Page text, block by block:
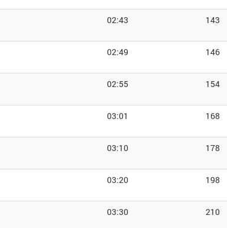
02:43 143
02:49 146
02:55 154
03:01 168
03:10 178
03:20 198
03:30 210